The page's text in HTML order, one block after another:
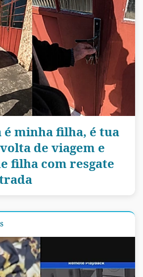
é minha filha, é tua
de viagem e
filha com resgate